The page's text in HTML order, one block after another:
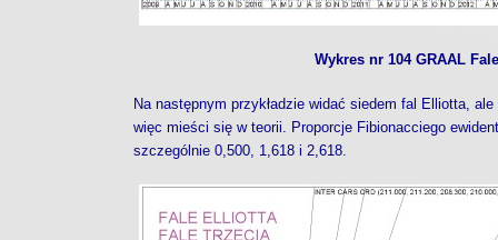
Wykres nr 104 GRAAL
Na następnym przykładzie widać siedem fal Elliotta,
więc mieści się w teorii. Proporcje Fibionacciego
szczególnie 0,500, 1,618 i 2,618.